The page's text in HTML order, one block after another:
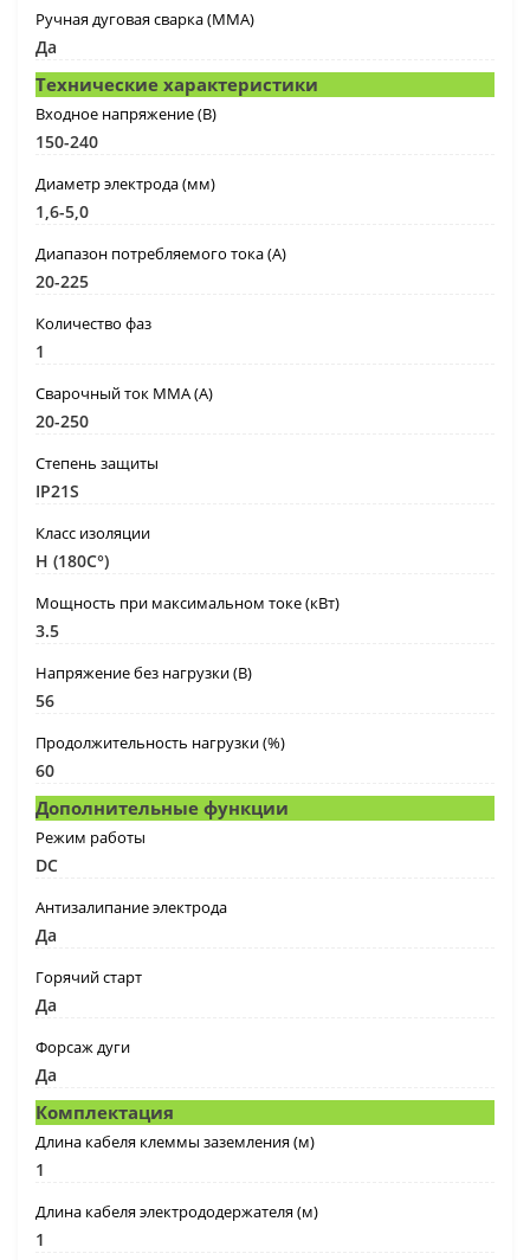
Ручная дуговая сварка (MMA)
Да
Технические характеристики
Входное напряжение (B)
150-240
Диаметр электрода (мм)
1,6-5,0
Диапазон потребляемого тока (А)
20-225
Количество фаз
1
Сварочный ток MMA (А)
20-250
Степень защиты
IP21S
Класс изоляции
H (180C°)
Мощность при максимальном токе (кВт)
3.5
Напряжение без нагрузки (В)
56
Продолжительность нагрузки (%)
60
Дополнительные функции
Режим работы
DC
Антизалипание электрода
Да
Горячий старт
Да
Форсаж дуги
Да
Комплектация
Длина кабеля клеммы заземления (м)
1
Длина кабеля электрододержателя (м)
1